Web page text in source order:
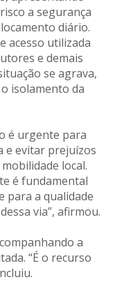
a segurança
diário.
acesso utilizada
e demais
se agrava,
isolamento da
é urgente para
e evitar prejuízos
local.
é fundamental
para a qualidade
via”, afirmou.
a
“É o recurso